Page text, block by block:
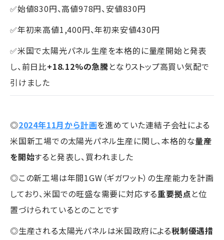
✅始値830円、高値978円、安値830円
✅年初来高値1,400円、年初来安値430円
✅米国で太陽光パネル生産を本格的に量産開始と発表
し、前日比+18.12%の急騰となりストップ高買い気配で
引けました
◎2024年11月から計画を進めていた連結子会社による
米国新工場での太陽光パネル生産に関し、本格的な量産
を開始すると発表し、買われました
◎この新工場は年間1GW（ギガワット）の生産能力を計画
しており、米国での旺盛な需要に対応する重要拠点と位
置づけられているとのことです
◎生産される太陽光パネルは米国政府による税制優遇措